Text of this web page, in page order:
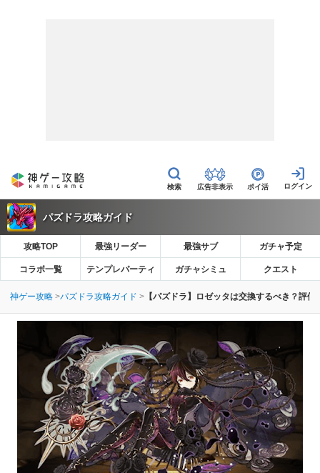
広告非表示 ポイ活
パズドラ攻略ガイド
攻略TOP 最強リーダー 最強サブ ガチャ予定
コラボ一覧 テンプレパーティ ガチャシミュ クエスト
神ゲー攻略 パズドラ攻略ガイド 【パズドラ】ロゼッタは交換するべき？評価